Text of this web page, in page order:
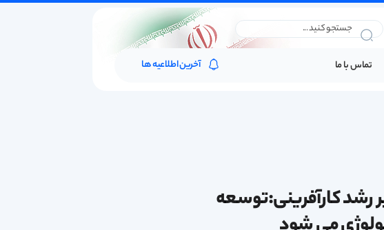
تماس با ما آخرین اطلاعیه ها
رشد کارآفرینی:توسعه